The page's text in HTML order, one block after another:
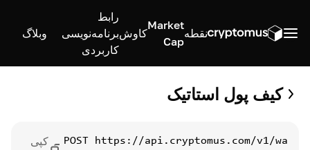
نقطه
Market
Cap
کاوش
رابط
برنامه‌نویسی
کاربردی
وبلاگ
کیف پول استاتیک
POST
https://api.cryptomus.com/v1/wa
کپی